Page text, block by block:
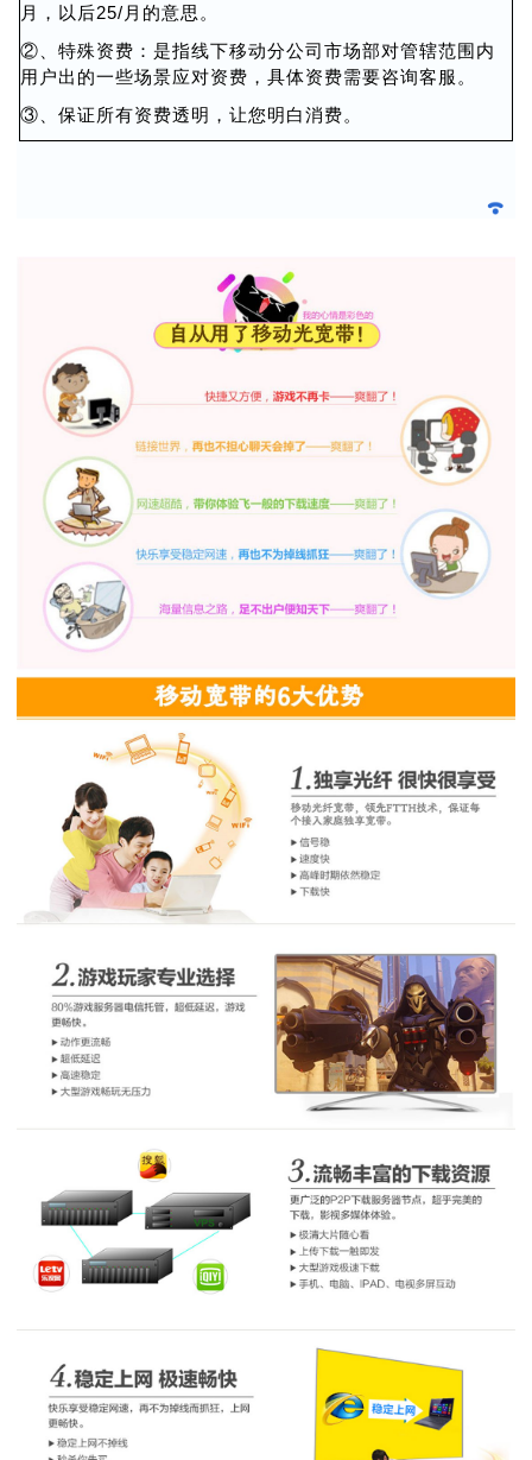
月，以后25/月的意思。
②、特殊资费：是指线下移动分公司市场部对管辖范围内
用户出的一些场景应对资费，具体资费需要咨询客服。
③、保证所有资费透明，让您明白消费。